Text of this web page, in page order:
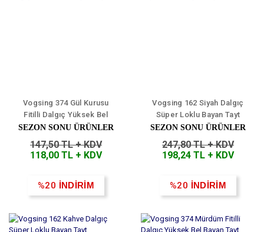
Vogsing 374 Gül Kurusu
Fitilli Dalgıç Yüksek Bel
Bayan Tayt
SEZON SONU ÜRÜNLER
147,50 TL + KDV
118,00 TL + KDV
%20 İNDİRİM
Vogsing 162 Siyah Dalgıç
Süper Loklu Bayan Tayt
SEZON SONU ÜRÜNLER
247,80 TL + KDV
198,24 TL + KDV
%20 İNDİRİM